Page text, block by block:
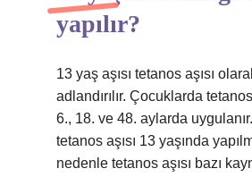
yapılır?
13 yaş aşısı tetanos aşısı
adlandırılır. Çocuklarda
6., 18. ve 48. aylarda
tetanos aşısı 13 yaşında
nedenle tetanos aşısı bazı